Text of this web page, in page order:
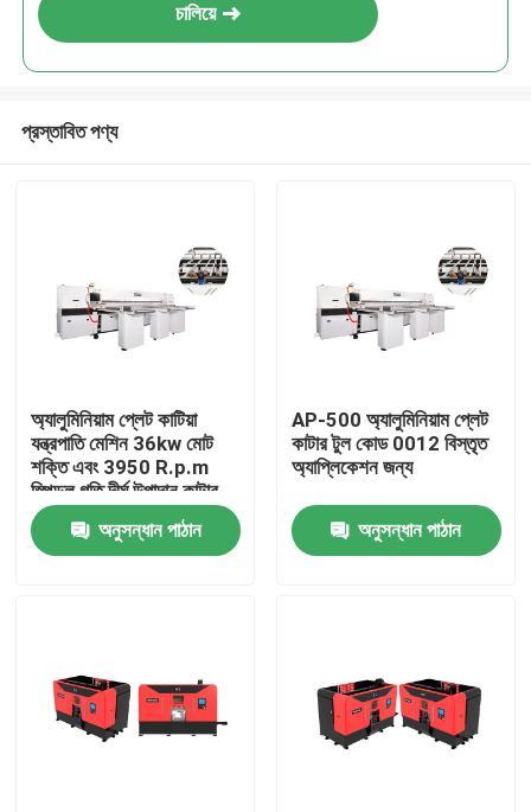
পণ্য
চালিয়ে
প্রস্তাবিত পণ্য
অ্যালুমিনিয়াম প্লেট কাটিয়া
যন্ত্রপাতি মেশিন 36kw মোট
শক্তি এবং 3950 R.p.m
স্পিন্ডল গতি দীর্ঘ উপাদান কাটার
জন্য
অনুসন্ধান পাঠান
AP-500 অ্যালুমিনিয়াম প্লেট
কাটার টুল কোড 0012 বিস্তৃত
অ্যাপ্লিকেশন জন্য
অনুসন্ধান পাঠান